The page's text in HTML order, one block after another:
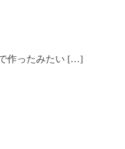
作ったみたい […]